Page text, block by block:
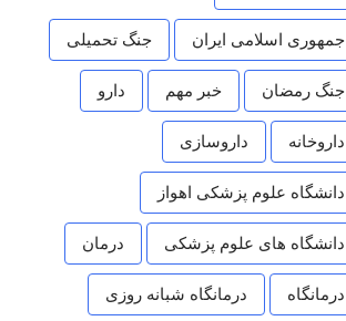
جمهوری اسلامی ایران جنگ تحمیلی
جنگ رمضان خبر مهم دارو
داروخانه داروسازی
دانشگاه علوم پزشکی اهواز
دانشگاه های علوم پزشکی درمان
درمانگاه درمانگاه شبانه روزی